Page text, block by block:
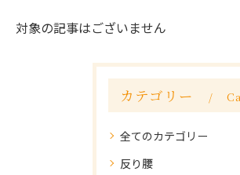
対象の記事はございません
カテゴリー
全てのカテゴリー
反り腰